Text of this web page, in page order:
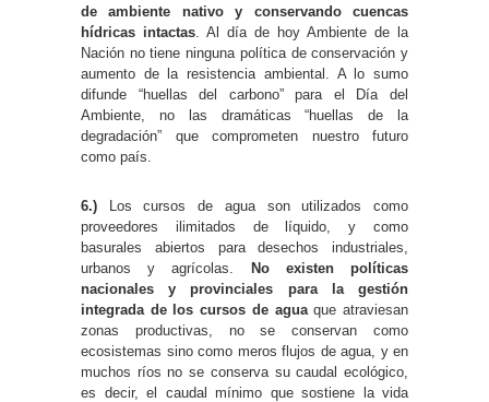
de ambiente nativo y conservando cuencas
hídricas intactas . Al día de hoy Ambiente de la
Nación no tiene ninguna política de conservación y
aumento de la resistencia ambiental. A lo sumo
difunde “huellas del carbono” para el Día del
Ambiente, no las dramáticas “huellas de la
degradación” que comprometen nuestro futuro
como país.
6.) Los cursos de agua son utilizados como
proveedores ilimitados de líquido, y como
basurales abiertos para desechos industriales,
urbanos y agrícolas. No existen políticas
nacionales y provinciales para la gestión
integrada de los cursos de aguaque atraviesan
zonas productivas, no se conservan como
ecosistemas sino como meros flujos de agua, y en
muchos ríos no se conserva su caudal ecológico,
es decir, el caudal mínimo que sostiene la vida